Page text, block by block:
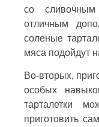
со
отличным
соленые
мяса подойдут
Во-вторых,
особых
тарталетки
приготовить